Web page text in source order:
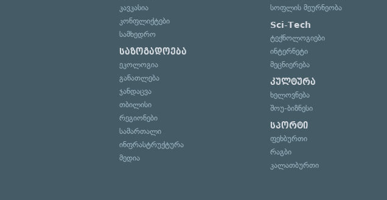
კავკასია
კონფლიქტები
სამხედრო
საზოგადოება
ეკოლოგია
განათლება
ჯანდაცვა
თბილისი
რეგიონები
სამართალი
ინფრასტრუქტურა
მედია
სოფლის მეურნეობა
Sci-Tech
ტექნოლოგიები
ინტერნეტი
მეცნიერება
კულტურა
ხელოვნება
შოუ-ბიზნესი
სპორტი
ფეხბურთი
რაგბი
კალათბურთი